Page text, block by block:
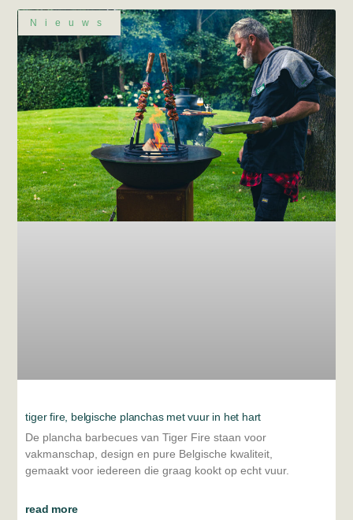
Nieuws
tiger fire, belgische planchas met vuur in het hart
De plancha barbecues van Tiger Fire staan voor
vakmanschap, design en pure Belgische kwaliteit,
gemaakt voor iedereen die graag kookt op echt vuur.
read more